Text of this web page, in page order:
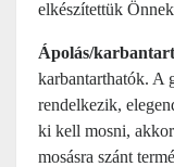
elkészítettük Önnek
Ápolás/
karbantarthatók. A
rendelkezik,
ki kell mosni,
mosásra szánt